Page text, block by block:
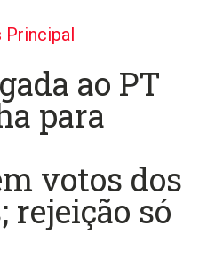
Principal
ao PT
para
votos dos
rejeição só